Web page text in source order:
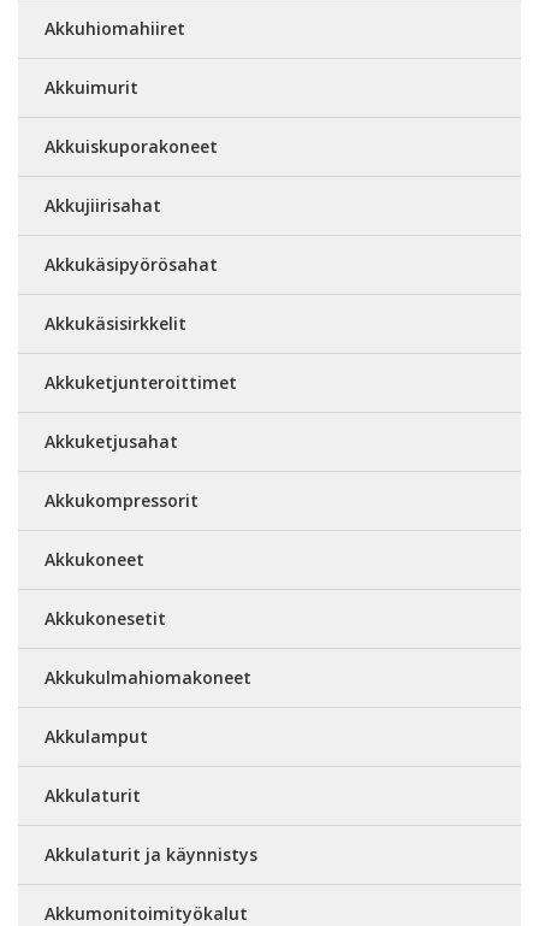
Akkuhiomahiiret
Akkuimurit
Akkuiskuporakoneet
Akkujiirisahat
Akkukäsipyörösahat
Akkukäsisirkkelit
Akkuketjunteroittimet
Akkuketjusahat
Akkukompressorit
Akkukoneet
Akkukonesetit
Akkukulmahiomakoneet
Akkulamput
Akkulaturit
Akkulaturit ja käynnistys
Akkumonitoimityökalut